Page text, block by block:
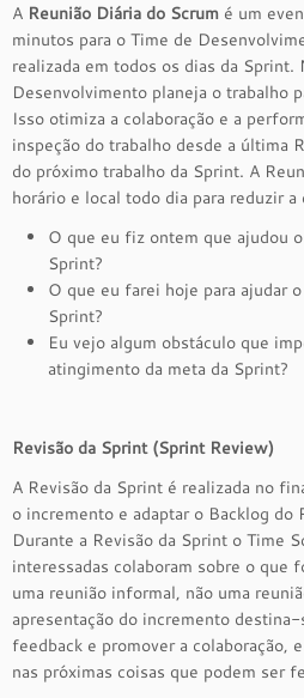
A Reunião Diária do Scrum é um
minutos para o Time de
realizada em todos os dias da Sprint.
Desenvolvimento planeja o trabalho
Isso otimiza a colaboração e a
inspeção do trabalho desde a última
do próximo trabalho da Sprint. A
horário e local todo dia para reduzir a
O que eu fiz ontem que ajudou
Sprint?
O que eu farei hoje para ajudar
Sprint?
Eu vejo algum obstáculo que
atingimento da meta da Sprint?
Revisão da Sprint (Sprint Review)
A Revisão da Sprint é realizada no
o incremento e adaptar o Backlog do
Durante a Revisão da Sprint o Time
interessadas colaboram sobre o que
uma reunião informal, não uma
apresentação do incremento
feedback e promover a colaboração,
nas próximas coisas que podem ser